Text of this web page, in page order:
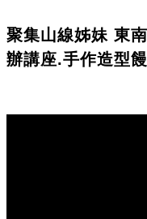
聚集山線姊妹 東
辦講座.手作造型